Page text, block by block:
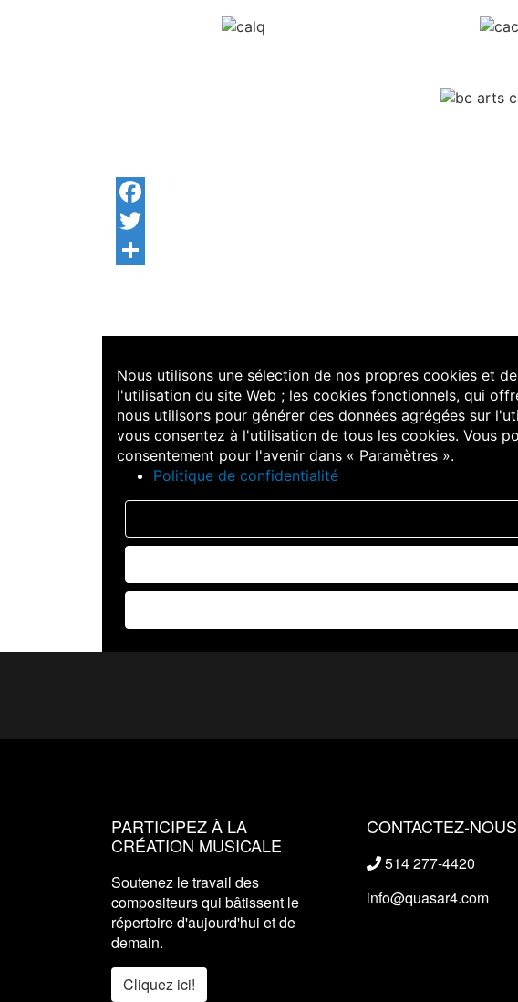
Facebook
Twitter
Nous utilisons une sélection de nos propres cookies et
l'utilisation du site Web ; les cookies fonctionnels, qui
nous utilisons pour générer des données agrégées sur
vous consentez à l'utilisation de tous les cookies. Vous
consentement pour l'avenir dans « Paramètres ».
Politique de confidentialité
PARTICIPEZ À LA
CRÉATION MUSICALE
Soutenez le travail des
compositeurs qui bâtissent le
répertoire d'aujourd'hui et de
demain.
Cliquez ici!
CONTACTEZ-NOUS
514 277-4420
info@quasar4.com